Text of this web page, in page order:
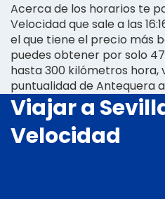
Acerca de los horarios te
Velocidad que sale a las
el que tiene el precio más
puedes obtener por solo
hasta 300 kilómetros hora,
puntualidad de Antequera
Viajar a
Velocidad